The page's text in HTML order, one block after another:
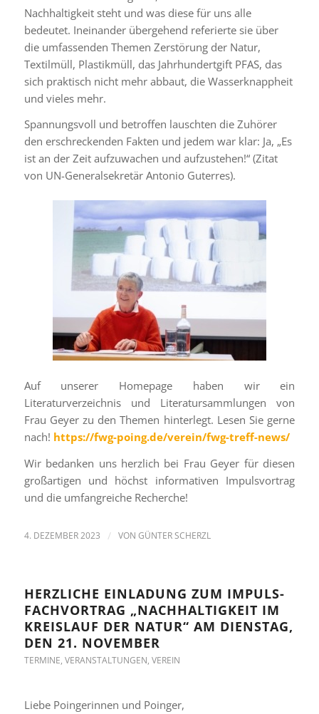
Nachhaltigkeit steht und was diese für uns alle
bedeutet. Ineinander übergehend referierte sie über
die umfassenden Themen Zerstörung der Natur,
Textilmüll, Plastikmüll, das Jahrhundertgift PFAS, das
sich praktisch nicht mehr abbaut, die Wasserknappheit
und vieles mehr.
Spannungsvoll und betroffen lauschten die Zuhörer
den erschreckenden Fakten und jedem war klar: Ja, „Es
ist an der Zeit aufzuwachen und aufzustehen!“ (Zitat
von UN-Generalsekretär Antonio Guterres).
Auf unserer Homepage haben wir ein
Literaturverzeichnis und Literatursammlungen von
Frau Geyer zu den Themen hinterlegt. Lesen Sie gerne
nach! https://fwg-poing.de/verein/fwg-treff-news/
Wir bedanken uns herzlich bei Frau Geyer für diesen
großartigen und höchst informativen Impulsvortrag
und die umfangreiche Recherche!
4. DEZEMBER 2023 / VON GÜNTER SCHERZL
HERZLICHE EINLADUNG ZUM IMPULS-
FACHVORTRAG „NACHHALTIGKEIT IM
KREISLAUF DER NATUR“ AM DIENSTAG,
DEN 21. NOVEMBER
TERMINE, VERANSTALTUNGEN, VEREIN
Liebe Poingerinnen und Poinger,